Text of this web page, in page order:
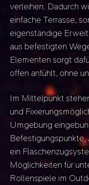
verleihen. Dadurch
einfache Terrasse,
eigenständige
aus befestigten
Elementen sorgt
offen anfühlt, ohne
Im Mittelpunkt
und
Umgebung
ein
Möglichkeiten für
Rollenspiele im